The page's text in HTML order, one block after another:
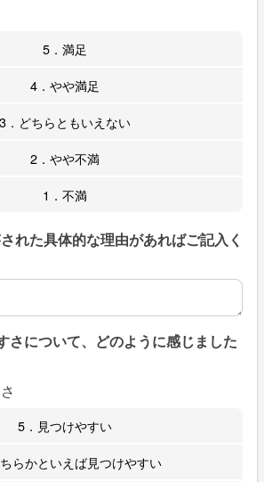
5．満足
4．やや満足
3．どちらともいえない
2．やや不満
1．不満
れた具体的な理由があればご記入く
れた具体的な理由があればご記入くだ
さについて、どのように感じました
5．見つけやすい
らかといえば見つけやすい